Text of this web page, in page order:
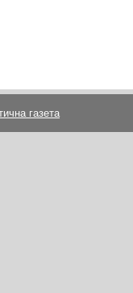
газета